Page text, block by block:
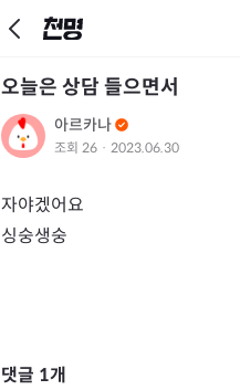
오늘은 상담 들으면서
아르카나
조회 26 · 2023.06.30
자야겠어요
싱숭생숭
댓글 1개